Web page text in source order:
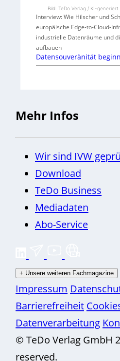
Bild: TeDo Verlag / KI-generiert
Interview: Wie Hilscher und
europäische Edge-to-Cloud-
industrielle Datenräume und
aufbauen
Datensouveränität
Mehr Infos
Wir sind IVW
Download
TeDo Business
Mediadaten
Abo-Service
+ Unsere weiteren Fachmagazine
Impressum
Barrierefreiheit
Datenverarbeitung
© TeDo Verlag GmbH
reserved.